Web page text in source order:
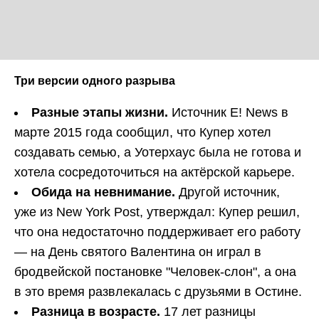
Три версии одного разрыва
Разные этапы жизни. Источник E! News в
марте 2015 года сообщил, что Купер хотел
создавать семью, а Уотерхаус была не готова и
хотела сосредоточиться на актёрской карьере.
Обида на невнимание. Другой источник,
уже из New York Post, утверждал: Купер решил,
что она недостаточно поддерживает его работу
— на День святого Валентина он играл в
бродвейской постановке "Человек-слон", а она
в это время развлекалась с друзьями в Остине.
Разница в возрасте. 17 лет разницы